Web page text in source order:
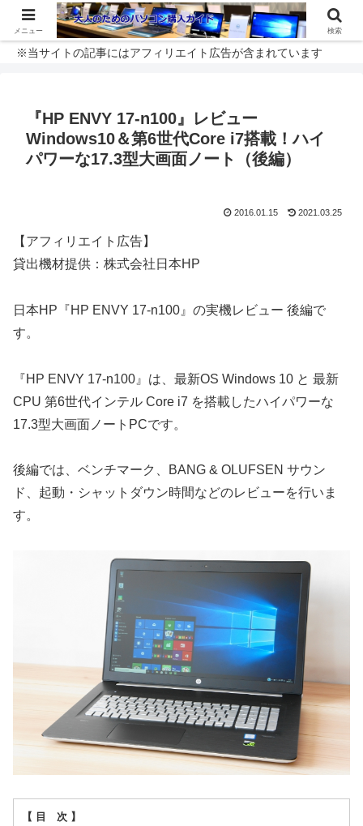
※当サイトの記事にはアフィリエイト広告が含まれています
『HP ENVY 17-n100』レビュー
Windows10＆第6世代Core i7搭載！ハイ
パワーな17.3型大画面ノート（後編）
2016.01.15 2021.03.25
【アフィリエイト広告】
貸出機材提供：株式会社日本HP
日本HP『HP ENVY 17-n100』の実機レビュー 後編で
す。
『HP ENVY 17-n100』は、最新OS Windows 10 と 最新
CPU 第6世代インテル Core i7 を搭載したハイパワーな
17.3型大画面ノートPCです。
後編では、ベンチマーク、BANG & OLUFSEN サウン
ド、起動・シャットダウン時間などのレビューを行いま
す。
【 目 次 】
メニュー 検索